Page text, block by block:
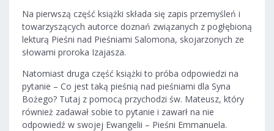
Na pierwszą część książki składa się zapis przemyśleń i
towarzyszących autorce doznań związanych z pogłębioną
lekturą Pieśni nad Pieśniami Salomona, skojarzonych ze
słowami proroka Izajasza.
Natomiast druga część książki to próba odpowiedzi na
pytanie – Co jest taką pieśnią nad pieśniami dla Syna
Bożego? Tutaj z pomocą przychodzi św. Mateusz, który
również zadawał sobie to pytanie i zawarł na nie
odpowiedź w swojej Ewangelii – Pieśni Emmanuela.